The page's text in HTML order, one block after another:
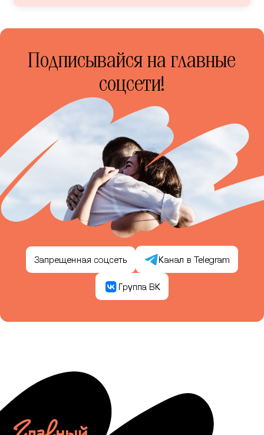
Подписывайся на главные
соцсети!
Запрещенная соцсеть Канал в Telegram
Группа ВК